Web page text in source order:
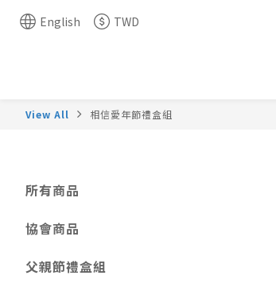
English TWD
View All 相信愛年節禮盒組
所有商品
協會商品
父親節禮盒組